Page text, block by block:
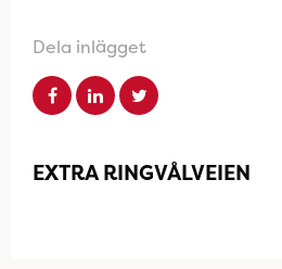
Dela inlägget
EXTRA RINGVÅLVEIEN